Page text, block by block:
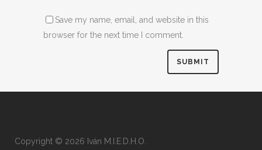
Save my name, email, and website in this
browser for the next time I comment.
Copyright © 2026 Iván M.I.E.D.H.O.